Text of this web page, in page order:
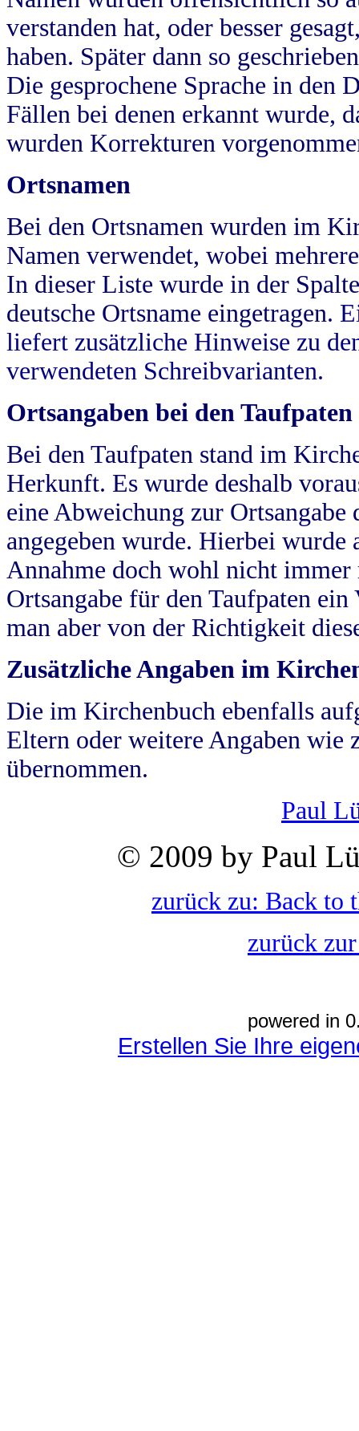
verstanden hat, oder besser
haben. Später dann so
Die gesprochene Sprache in
Fällen bei denen erkannt wurde,
wurden Korrekturen
Ortsnamen
Bei den Ortsnamen wurden im
Namen verwendet, wobei
In dieser Liste wurde in der
deutsche Ortsname eingetragen.
liefert zusätzliche Hinweise zu
verwendeten Schreibvarianten.
Ortsangaben bei den Taufpaten
Bei den Taufpaten stand im
Herkunft. Es wurde deshalb
eine Abweichung zur
angegeben wurde. Hierbei wurde
Annahme doch wohl nicht
Ortsangabe für den Taufpaten
man aber von der Richtigkeit
Zusätzliche Angaben im
Die im Kirchenbuch ebenfalls
Eltern oder weitere Angaben wie
übernommen.
Paul
© 2009 by Paul
zurück zu: Back to
zurück
powered in
Erstellen Sie Ihre